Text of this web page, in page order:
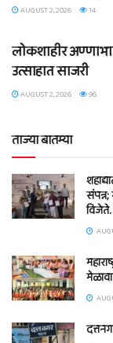
AUGUST 2, 2026 14
लोकशाहीर
उत्साहात साजरी
AUGUST 2, 2026 96
ताज्या बातम्या
विजेते.